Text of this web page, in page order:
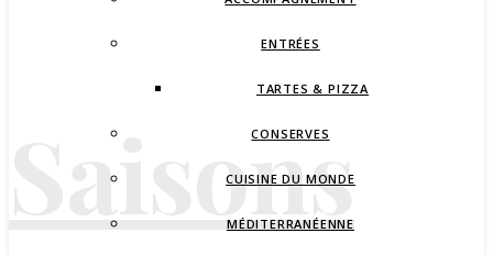
Saisons
ENTRÉES
TARTES & PIZZA
CONSERVES
CUISINE DU MONDE
MÉDITERRANÉENNE